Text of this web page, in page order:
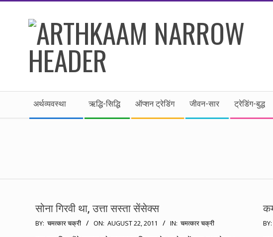
।।
अर्थकाम।।
FINANCIALLY
CLEVER!
Secondary
अर्थव्यवस्था ऋद्धि-सिद्धि ऑप्शन ट्रेडिंग जीवन-सार ट्रेडिंग-बुद्ध
सोना गिरवी था, उत्ता सस्ता सेंसेक्स
2011-
BY: चमत्कार चक्री ON: AUGUST 22, 2011 IN: चमत्कार चक्री BY: